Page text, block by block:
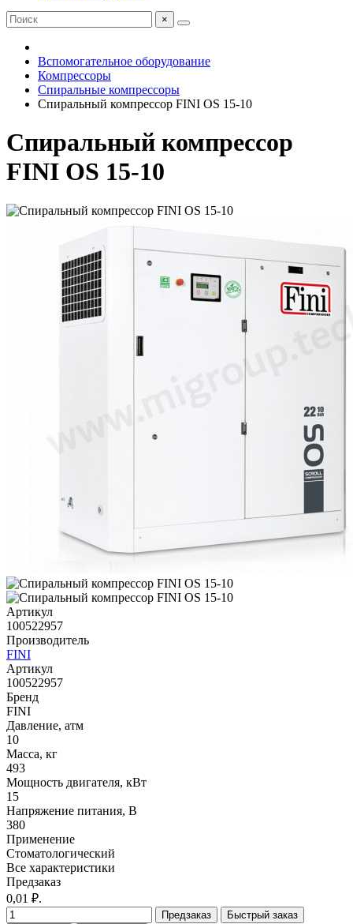
×
Вспомогательное оборудование
Компрессоры
Спиральные компрессоры
Спиральный компрессор FINI OS 15-10
Спиральный компрессор
FINI OS 15-10
Артикул
100522957
Производитель
FINI
Артикул
100522957
Бренд
FINI
Давление, атм
10
Масса, кг
493
Мощность двигателя, кВт
15
Напряжение питания, В
380
Применение
Стоматологический
Все характеристики
Предзаказ
0,01 ₽.
Предзаказ Быстрый заказ